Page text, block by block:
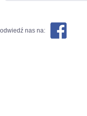
odwiedź nas na: